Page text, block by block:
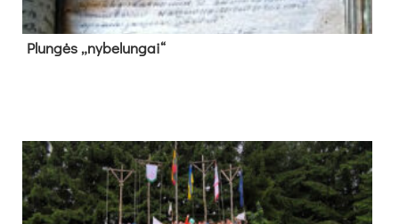
Plun­gės „ny­be­lun­gai“